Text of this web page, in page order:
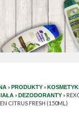
»PRODUKTY »
»DEZODORANTY »
CITRUS FRESH (150ML)